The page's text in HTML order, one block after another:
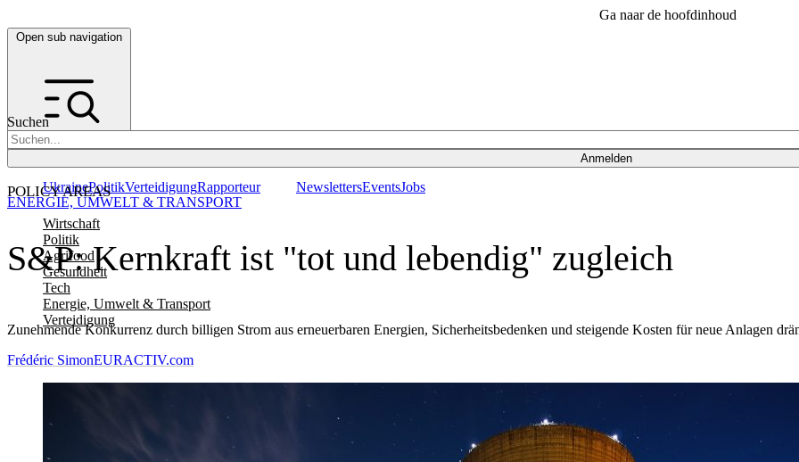
Ga naar de hoofdinhoud
Open sub navigation
Suchen
Anmelden
POLICY AREAS
Wirtschaft
Politik
Agrifood
Gesundheit
Tech
Energie, Umwelt & Transport
Verteidigung
UkrainePolitikVerteidigungRapporteur NewslettersEventsJobs
S&P: Kernkraft ist "tot und lebendig" zugleich
Zunehmende Konkurrenz durch billigen Strom aus erneuerbaren Energien, Sicherheitsbedenken und steigende Kosten für neue Anlagen
ENERGIE, UMWELT & TRANSPORT
Frédéric SimonEURACTIV.com